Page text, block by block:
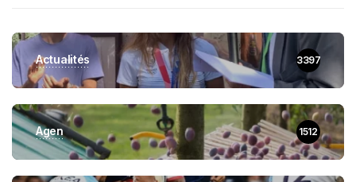
Actualités 3397
Agen 1512